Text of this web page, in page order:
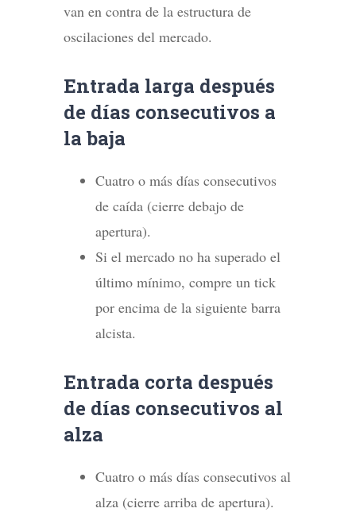
van en contra de la estructura de
oscilaciones del mercado.
Entrada larga después
de días consecutivos a
la baja
Cuatro o más días consecutivos
de caída (cierre debajo de
apertura).
Si el mercado no ha superado el
último mínimo, compre un tick
por encima de la siguiente barra
alcista.
Entrada corta después
de días consecutivos al
alza
Cuatro o más días consecutivos al
alza (cierre arriba de apertura).